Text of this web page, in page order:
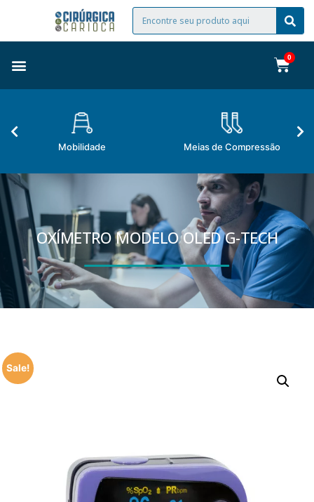
Mobilidade Meias de Compressão
OXÍMETRO MODELO OLED G-TECH
Sale!